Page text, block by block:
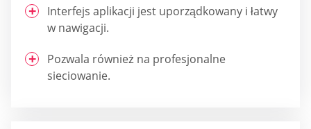
Interfejs aplikacji jest uporządkowany i łatwy
w nawigacji.
Pozwala również na profesjonalne
sieciowanie.